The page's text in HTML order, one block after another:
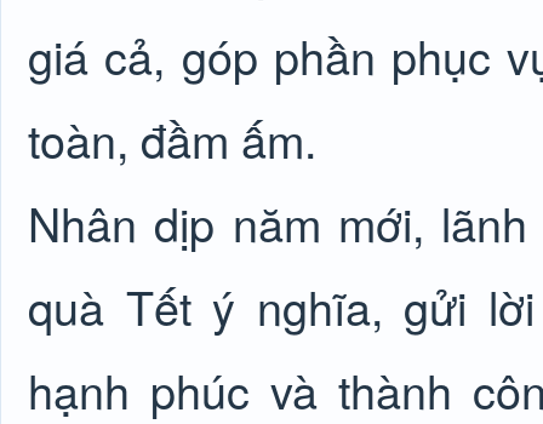
giá cả, góp phần phục
toàn, đầm ấm.
Nhân dịp năm mới,
quà Tết ý nghĩa, gửi
hạnh phúc và thành